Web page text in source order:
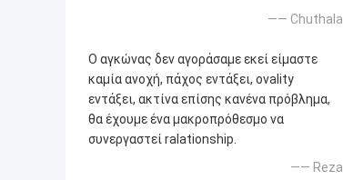
—— Chuthala
Ο αγκώνας δεν αγοράσαμε εκεί είμαστε
καμία ανοχή, πάχος εντάξει, ovality
εντάξει, ακτίνα επίσης κανένα πρόβλημα,
θα έχουμε ένα μακροπρόθεσμο να
συνεργαστεί ralationship.
—— Reza